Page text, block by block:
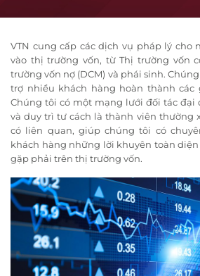
VTN cung cấp các dịch vụ pháp lý cho
vào thị trường vốn, từ Thị trường vốn
trường vốn nợ (DCM) và phái sinh.
trợ nhiều khách hàng hoàn thành các
Chúng tôi có một mạng lưới đối tác đại
và duy trì tư cách là thành viên thường
có liên quan, giúp chúng tôi có
khách hàng những lời khuyên toàn
gặp phải trên thị trường vốn.